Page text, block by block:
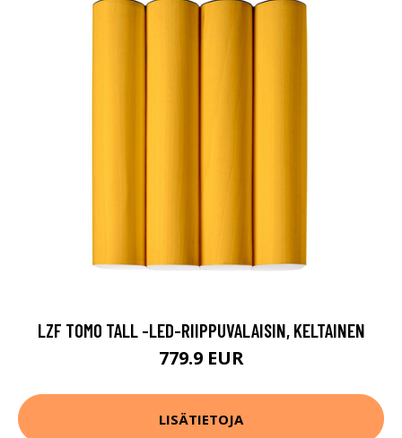
LZF TOMO TALL -LED-RIIPPUVALAISIN, KELTAINEN
779.9 EUR
LISÄTIETOJA